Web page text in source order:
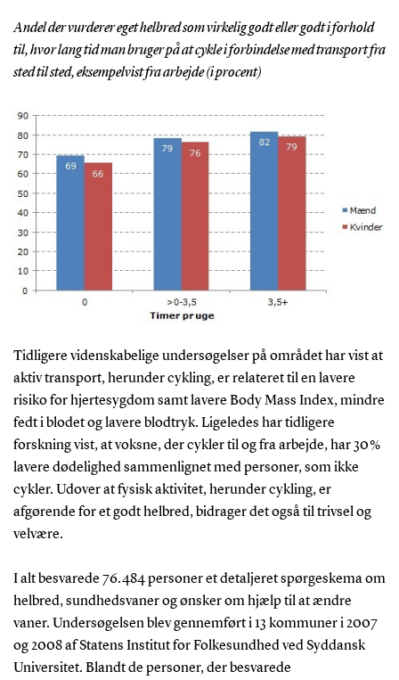
Andel der vurderer eget helbred som virkelig godt eller godt i forhold
til, hvor lang tid man bruger på at cykle i forbindelse med transport fra
sted til sted, eksempelvist fra arbejde (i procent)
Tidligere videnskabelige undersøgelser på området har vist at
aktiv transport, herunder cykling, er relateret til en lavere
risiko for hjertesygdom samt lavere Body Mass Index, mindre
fedt i blodet og lavere blodtryk. Ligeledes har tidligere
forskning vist, at voksne, der cykler til og fra arbejde, har 30 %
lavere dødelighed sammenlignet med personer, som ikke
cykler. Udover at fysisk aktivitet, herunder cykling, er
afgørende for et godt helbred, bidrager det også til trivsel og
velvære.
I alt besvarede 76.484 personer et detaljeret spørgeskema om
helbred, sundhedsvaner og ønsker om hjælp til at ændre
vaner. Undersøgelsen blev gennemført i 13 kommuner i 2007
og 2008 af Statens Institut for Folkesundhed ved Syddansk
Universitet. Blandt de personer, der besvarede